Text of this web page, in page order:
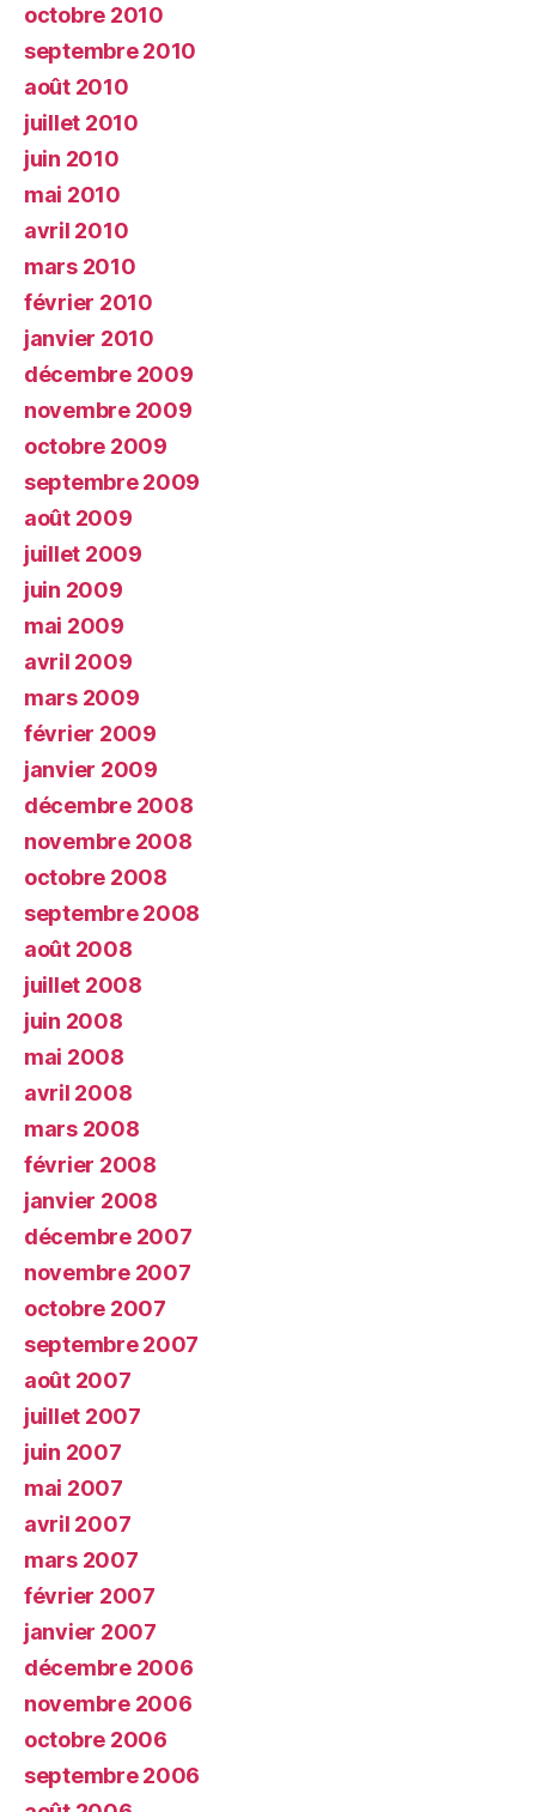
octobre 2010
septembre 2010
août 2010
juillet 2010
juin 2010
mai 2010
avril 2010
mars 2010
février 2010
janvier 2010
décembre 2009
novembre 2009
octobre 2009
septembre 2009
août 2009
juillet 2009
juin 2009
mai 2009
avril 2009
mars 2009
février 2009
janvier 2009
décembre 2008
novembre 2008
octobre 2008
septembre 2008
août 2008
juillet 2008
juin 2008
mai 2008
avril 2008
mars 2008
février 2008
janvier 2008
décembre 2007
novembre 2007
octobre 2007
septembre 2007
août 2007
juillet 2007
juin 2007
mai 2007
avril 2007
mars 2007
février 2007
janvier 2007
décembre 2006
novembre 2006
octobre 2006
septembre 2006